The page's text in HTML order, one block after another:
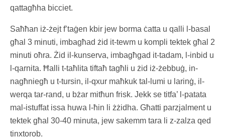
qattagħha bicciet.
Saħħan iż-żejt f’taġen kbir jew borma ċatta u qalli l-basal
għal 3 minuti, imbagħad żid it-tewm u kompli tektek għal 2
minuti oħra. Żid il-kunserva, imbagħgad it-tadam, l-inbid u
l-qarnita. Ħalli t-taħlita tiftaħ tagħli u żid iż-żebbuġ, in-
nagħniegħ u t-tursin, il-qxur maħkuk tal-lumi u larinġ, il-
werqa tar-rand, u bżar mitħun frisk. Jekk se titfa’ l-patata
mal-istuffat issa huwa l-ħin li żżidha. Għatti parzjalment u
tektek għal 30-40 minuta, jew sakemm tara li z-zalza qed
tinxtorob.